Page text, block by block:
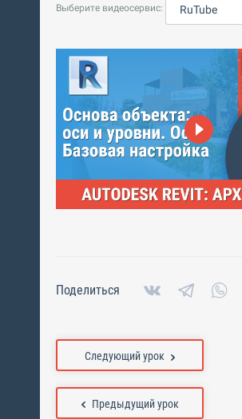
Выберите видеосервис: RuTube
Поделиться
Предыдущий урок
Следующий урок